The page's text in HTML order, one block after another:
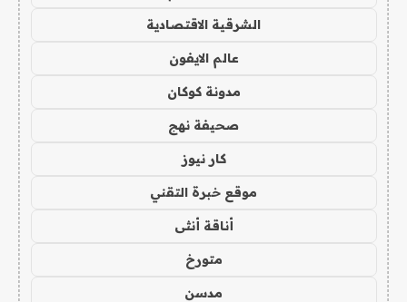
الشرقية الاقتصادية
عالم الايفون
مدونة كوكان
صحيفة نهج
كار نيوز
موقع خبرة التقني
أناقة أنثى
متورخ
مدسن